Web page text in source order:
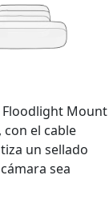
Floodlight Mount
el cable
un sellado
sea